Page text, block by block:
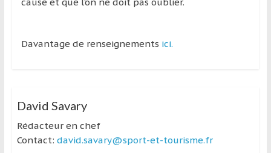
Davantage de renseignements ici.
David Savary
Rédacteur en chef
Contact: david.savary@sport-et-tourisme.fr